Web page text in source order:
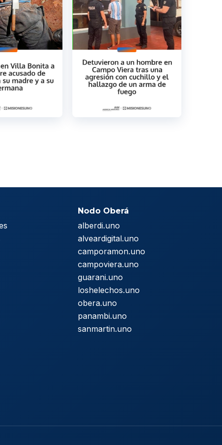
Nodo Oberá
alberdi.uno
alveardigital.uno
camporamon.uno
campoviera.uno
guarani.uno
loshelechos.uno
obera.uno
panambi.uno
sanmartin.uno